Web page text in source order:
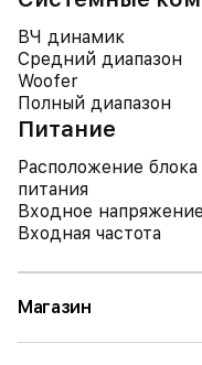
ВЧ динамик
Средний диапазон
Woofer
Полный диапазон
Питание
Расположение блока
питания
Входное напряжение
Входная частота
Магазин